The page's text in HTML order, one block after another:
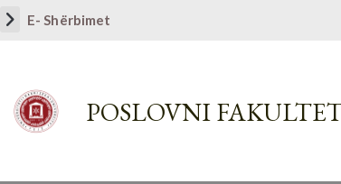
E- Shërbimet
POSLOVNI